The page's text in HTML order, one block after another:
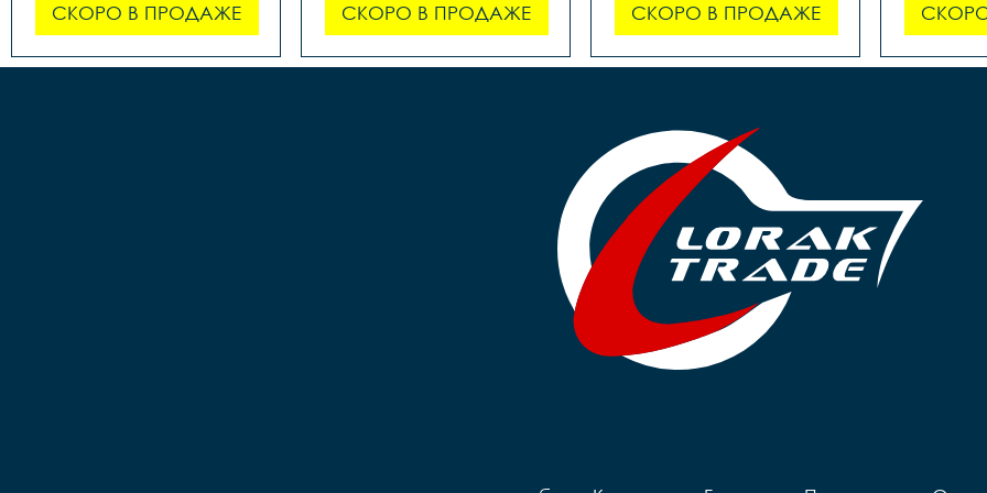
СКОРО В ПРОДАЖЕ СКОРО В ПРОДАЖЕ СКОРО В ПРОДАЖЕ